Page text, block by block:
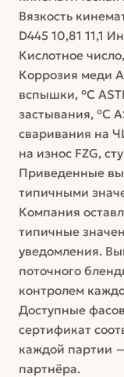
Вязкость
D445 10,81 11,1
Кислотное
Коррозия меди
вспышки, °С
застывания, °С
сваривания на
на износ FZG,
Приведенные
типичными
Компания
типичные
уведомления.
поточного
контролем
Доступные
сертификат
каждой партии —
партнёра.